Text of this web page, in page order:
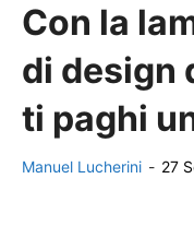
Con la
di design
ti paghi
Manuel Lucherini - 27